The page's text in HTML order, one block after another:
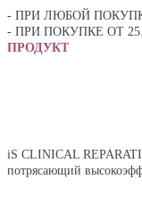
- ПРИ ЛЮБОЙ
- ПРИ ПОКУПКЕ ОТ
ПРОДУКТ
iS CLINICAL
потрясающий